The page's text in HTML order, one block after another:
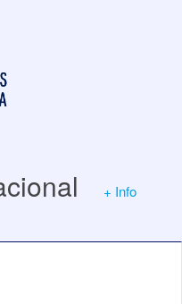
+ Info